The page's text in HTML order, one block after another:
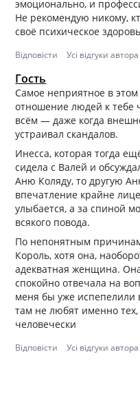
эмоционально, и
Не рекомендую никому,
своё психическое
Відповісти Усі відгуки автора
Гость
Самое неприятное в
отношение людей к тебе
всём — даже когда
устраивал скандалов.
Инесса, которая тогда
сидела с Валей и
Аню Коляду, то другую
впечатление крайне
улыбается, а за спиной
всякого повода.
По непонятным
Король, хотя она,
адекватная женщина.
спокойно отвечала на
меня бы уже испепелили
там не любят именно
человечески
Відповісти Усі відгуки автора